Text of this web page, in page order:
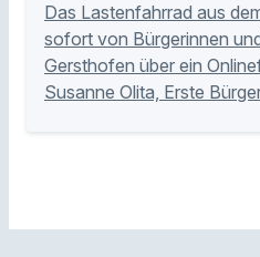
Das Lastenfahrrad aus
sofort von Bürgerinnen
Gersthofen über ein
Susanne Olita, Erste